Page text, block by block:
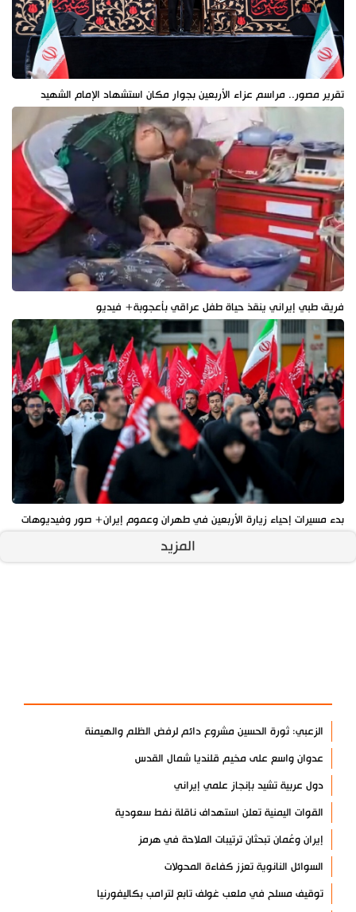
تقرير مصور.. مراسم عزاء الأربعين بجوار مكان استشهاد الإمام الشهيد
فريق طبي إيراني ينقذ حياة طفل عراقي بأعجوبة+ فيديو
بدء مسيرات إحياء زيارة الأربعين في طهران وعموم إيران+ صور وفيديوهات
المزيد
الزعبي: ثورة الحسين مشروع دائم لرفض الظلم والهيمنة
عدوان واسع على مخيم قلنديا شمال القدس
دول عربية تشيد بإنجاز علمي إيراني
القوات اليمنية تعلن استهداف ناقلة نفط سعودية
إيران وعُمان تبحثان ترتيبات الملاحة في هرمز
السوائل النانوية تعزز كفاءة المحولات
توقيف مسلح في ملعب غولف تابع لترامب بكاليفورنيا